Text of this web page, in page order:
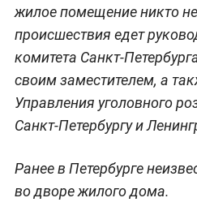
жилое помещение никто
происшествия едет
комитета Санкт-
своим заместителем, а
Управления уголовного
Санкт-Петербургу и
Ранее в Петербурге
во дворе жилого дома.